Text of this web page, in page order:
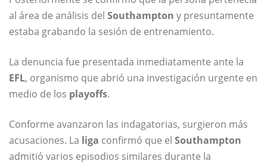
al área de análisis del Southampton y presuntamente
estaba grabando la sesión de entrenamiento.
La denuncia fue presentada inmediatamente ante la
EFL, organismo que abrió una investigación urgente en
medio de los playoffs.
Conforme avanzaron las indagatorias, surgieron más
acusaciones. La liga confirmó que el Southampton
admitió varios episodios similares durante la